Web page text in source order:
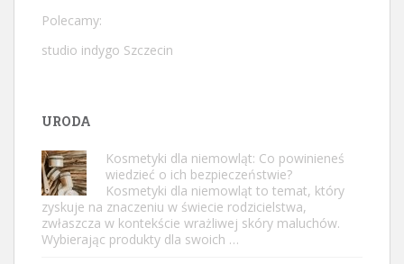
Polecamy:
studio indygo Szczecin
URODA
Kosmetyki dla niemowląt: Co powinieneś
wiedzieć o ich bezpieczeństwie?
Kosmetyki dla niemowląt to temat, który
zyskuje na znaczeniu w świecie rodzicielstwa,
zwłaszcza w kontekście wrażliwej skóry maluchów.
Wybierając produkty dla swoich …